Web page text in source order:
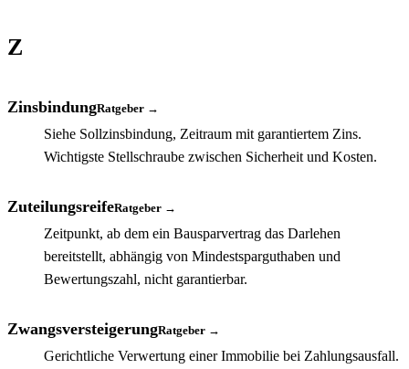
Z
ZinsbindungRatgeber →
Siehe Sollzinsbindung, Zeitraum mit garantiertem Zins.
Wichtigste Stellschraube zwischen Sicherheit und Kosten.
ZuteilungsreifeRatgeber →
Zeitpunkt, ab dem ein Bausparvertrag das Darlehen
bereitstellt, abhängig von Mindestsparguthaben und
Bewertungszahl, nicht garantierbar.
ZwangsversteigerungRatgeber →
Gerichtliche Verwertung einer Immobilie bei Zahlungsausfall.